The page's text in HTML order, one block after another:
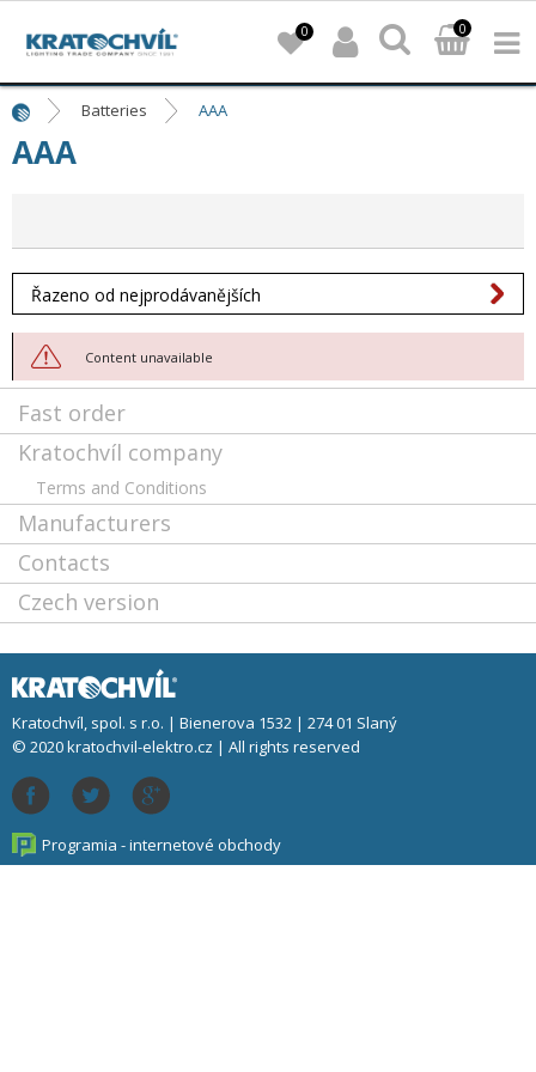
0
0
Batteries AAA
AAA
Řazeno od nejprodávanějších
Content unavailable
Fast order
Kratochvíl company
Terms and Conditions
Manufacturers
Contacts
Czech version
Kratochvíl, spol. s r.o. | Bienerova 1532 | 274 01 Slaný
© 2020 kratochvil-elektro.cz | All rights reserved
Programia - internetové obchody